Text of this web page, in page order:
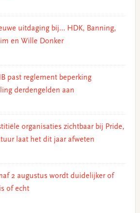
uitdaging bij… HDK, Banning,
en Wille Donker
past reglement beperking
derdengelden aan
organisaties zichtbaar bij Pride,
laat het dit jaar afweten
2 augustus wordt duidelijker of
of echt